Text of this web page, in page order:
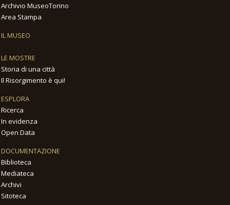
Archivio MuseoTorino
Area Stampa
IL MUSEO
LE MOSTRE
Storia di una città
Il Risorgimento è qui!
ESPLORA
Ricerca
In evidenza
Open Data
DOCUMENTAZIONE
Biblioteca
Mediateca
Archivi
Sitoteca